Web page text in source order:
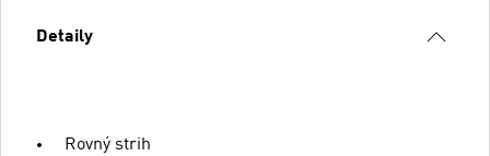
Detaily
Rovný strih